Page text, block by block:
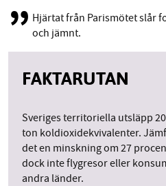
Hjärtat från Parismötet slår
och jämnt.
FAKTARUTAN
Sveriges territoriella utsläpp
ton koldioxidekvivalenter.
det en minskning om 27
dock inte flygresor eller
andra länder.